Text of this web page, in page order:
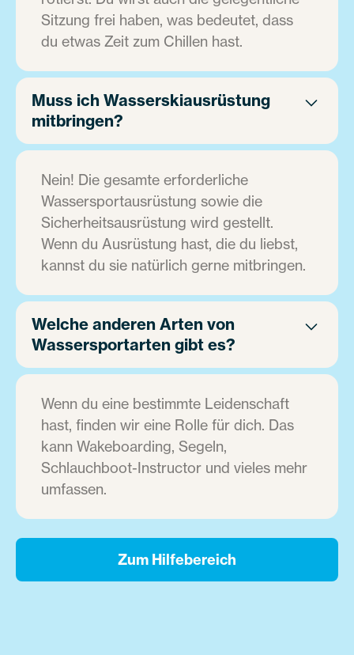
Sitzung frei haben, was bedeutet, dass
du etwas Zeit zum Chillen hast.
Muss ich Wasserskiausrüstung
mitbringen?
Nein! Die gesamte erforderliche
Wassersportausrüstung sowie die
Sicherheitsausrüstung wird gestellt.
Wenn du Ausrüstung hast, die du liebst,
kannst du sie natürlich gerne mitbringen.
Welche anderen Arten von
Wassersportarten gibt es?
Wenn du eine bestimmte Leidenschaft
hast, finden wir eine Rolle für dich. Das
kann Wakeboarding, Segeln,
Schlauchboot-Instructor und vieles mehr
umfassen.
Zum Hilfebereich